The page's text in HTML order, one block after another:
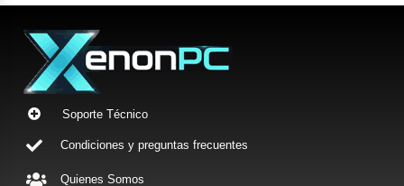
Soporte Técnico
Condiciones y preguntas frecuentes
Quienes Somos